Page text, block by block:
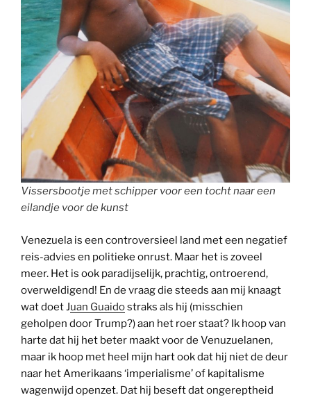
Vissersbootje met schipper voor een tocht naar een
eilandje voor de kunst
Venezuela is een controversieel land met een negatief
reis-advies en politieke onrust. Maar het is zoveel
meer. Het is ook paradijselijk, prachtig, ontroerend,
overweldigend! En de vraag die steeds aan mij knaagt
wat doet Juan Guaidostraks als hij (misschien
geholpen door Trump?) aan het roer staat? Ik hoop van
harte dat hij het beter maakt voor de Venuzuelanen,
maar ik hoop met heel mijn hart ook dat hij niet de deur
naar het Amerikaans ‘imperialisme’ of kapitalisme
wagenwijd openzet. Dat hij beseft dat ongereptheid